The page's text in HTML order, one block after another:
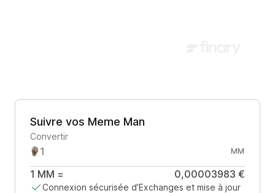
Suivre vos Meme Man
Convertir
MM
1 MM = 0,00003983 €
Connexion sécurisée d’Exchanges et mise à jour